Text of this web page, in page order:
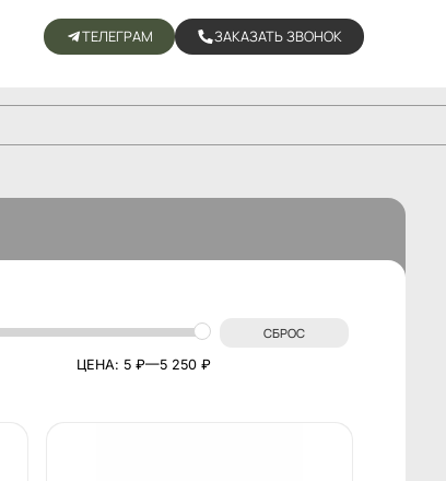
ТЕЛЕГРАМ ЗАКАЗАТЬ ЗВОНОК
ЦЕНА: 5 ₽—5 250 ₽
СБРОС